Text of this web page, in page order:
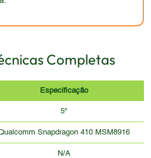
Completas
Especificação
5"
Snapdragon 410 MSM8916
N/A